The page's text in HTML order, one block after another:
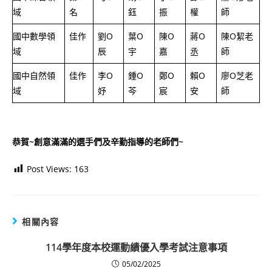
域
名
鈺
振
權
師
國中數學領
域
佳作
劉O
辰
葉O
宇
陳O
嘉
蔣O
丞
陳O絜老
師
國中自然領
域
佳作
李O
妤
鍾O
芩
鄭O
宸
賴O
安
廖O芝老
師
恭賀~創意滿滿的選手們及辛勤指導的老師們~
Post Views: 163
相關內容
114學年度本校運動績優入學考試注意事項
05/02/2025